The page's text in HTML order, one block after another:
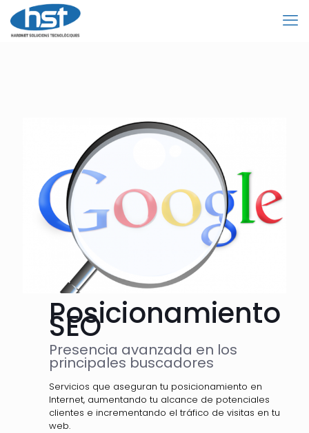
Posicionamiento
SEO
Presencia avanzada en los
principales buscadores
Servicios que aseguran tu posicionamiento en
Internet, aumentando tu alcance de potenciales
clientes e incrementando el tráfico de visitas en tu
web.